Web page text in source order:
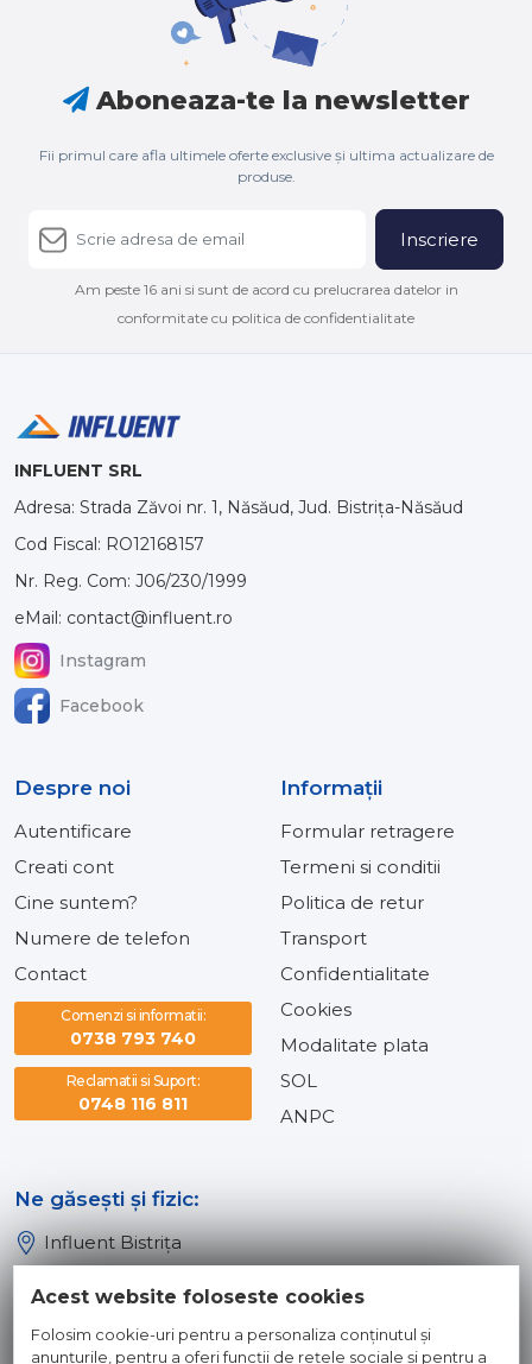
Aboneaza-te la newsletter
Fii primul care afla ultimele oferte exclusive și ultima actualizare de
produse.
Inscriere
Am peste 16 ani si sunt de acord cu prelucrarea datelor in
conformitate cu politica de confidentialitate
INFLUENT SRL
Adresa: Strada Zăvoi nr. 1, Năsăud, Jud. Bistrița-Năsăud
Cod Fiscal: RO12168157
Nr. Reg. Com: J06/230/1999
eMail: contact@influent.ro
Instagram
Facebook
Despre noi
Autentificare
Creati cont
Cine suntem?
Numere de telefon
Contact
Comenzi si informatii:
0738 793 740
Reclamatii si Suport:
0748 116 811
Informaţii
Formular retragere
Termeni si conditii
Politica de retur
Transport
Confidentialitate
Cookies
Modalitate plata
SOL
ANPC
Ne găsești și fizic:
Influent Bistrița
Influent Dej
Acest website foloseste cookies
Folosim cookie-uri pentru a personaliza conținutul și
anunțurile, pentru a oferi funcții de rețele sociale și pentru a